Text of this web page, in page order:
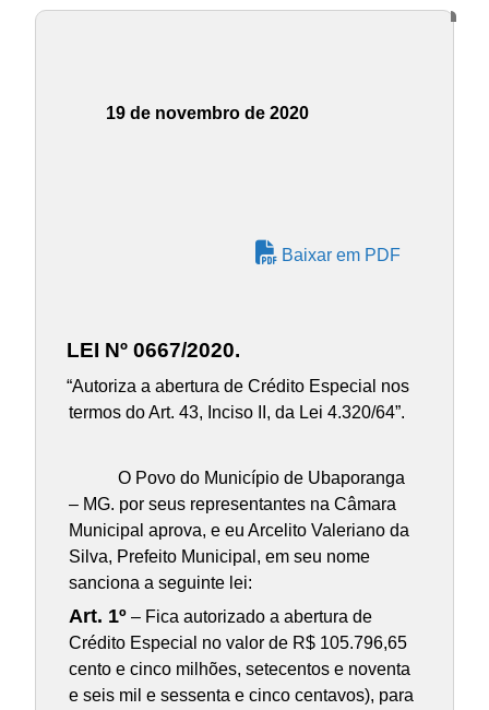
19 de novembro de 2020
Baixar em PDF
LEI Nº 0667/2020.
“Autoriza a abertura de Crédito Especial nos
termos do Art. 43, Inciso II, da Lei 4.320/64”.
O Povo do Município de Ubaporanga
– MG. por seus representantes na Câmara
Municipal aprova, e eu Arcelito Valeriano da
Silva, Prefeito Municipal, em seu nome
sanciona a seguinte lei:
Art. 1º– Fica autorizado a abertura de
Crédito Especial no valor de R$ 105.796,65
cento e cinco milhões, setecentos e noventa
e seis mil e sessenta e cinco centavos), para